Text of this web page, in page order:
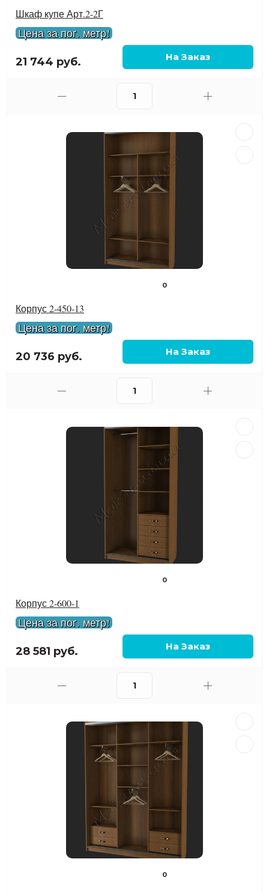
Шкаф купе Арт.2-2Г
Цена за пог. метр!
21 744 руб.
0
Корпус 2-450-13
Цена за пог. метр!
20 736 руб.
0
Корпус 2-600-1
Цена за пог. метр!
28 581 руб.
0